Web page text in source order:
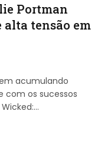
Portman
tensão em
acumulando
com os sucessos